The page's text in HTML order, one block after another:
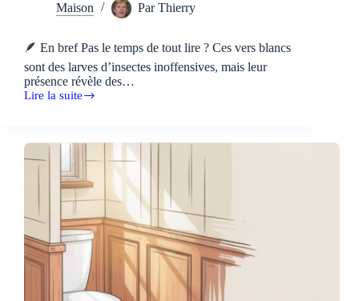
Maison
Par Thierry
🪶 En bref Pas le temps de tout lire ? Ces vers blancs
sont des larves d’insectes inoffensives, mais leur
présence révèle des…
Lire la suite
Vers
la
maison
causes,
solutions
prévention